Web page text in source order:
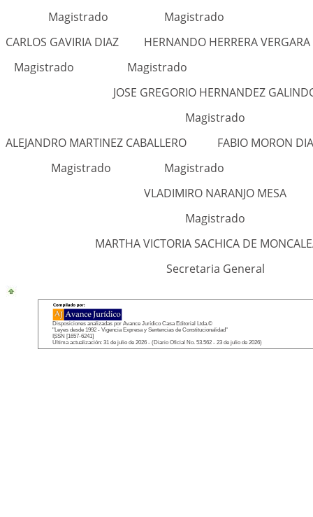
Magistrado Magistrado
CARLOS GAVIRIA DIAZ HERNANDO HERRERA VERGARA
Magistrado Magistrado
JOSE GREGORIO HERNANDEZ
Magistrado
ALEJANDRO MARTINEZ CABALLERO FABIO MORON
Magistrado Magistrado
VLADIMIRO NARANJO MESA
Magistrado
MARTHA VICTORIA SACHICA DE
Secretaria General
Disposiciones analizadas por Avance Jurídico Casa Editorial Ltda.©
"Leyes desde 1992 - Vigencia Expresa y Sentencias de Constitucionalidad"
ISSN [1657-6241]
Última actualización: 31 de julio de 2026 - (Diario Oficial No. 53.562 - 23 de julio de 2026)